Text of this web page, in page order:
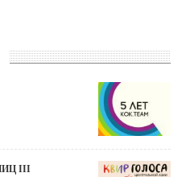
III